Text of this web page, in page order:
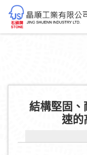
結構堅固、
速的